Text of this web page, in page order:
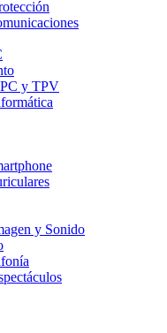
y TPV
y Sonido